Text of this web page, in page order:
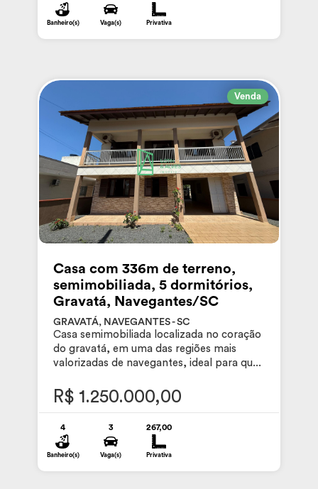
Banheiro(s) Vaga(s) Privativa
Venda
Casa com 336m de terreno,
semimobiliada, 5 dormitórios,
Gravatá, Navegantes/SC
GRAVATÁ, NAVEGANTES - SC
Casa semimobiliada localizada no coração
do gravatá, em uma das regiões mais
valorizadas de navegantes, ideal para qu...
R$ 1.250.000,00
4
Banheiro(s)
3
Vaga(s)
267,00
Privativa